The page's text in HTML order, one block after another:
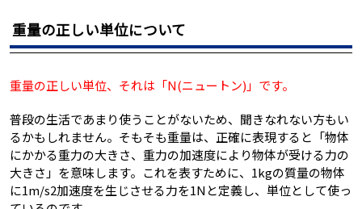
重量の正しい単位について
重量の正しい単位、それは「N(ニュートン)」です。
普段の生活であまり使うことがないため、聞きなれない方もい
るかもしれません。そもそも重量は、正確に表現すると「物体
にかかる重力の大きさ、重力の加速度により物体が受ける力の
大きさ」を意味します。これを表すために、1kgの質量の物体
に1m/s2加速度を生じさせる力を1Nと定義し、単位として使っ